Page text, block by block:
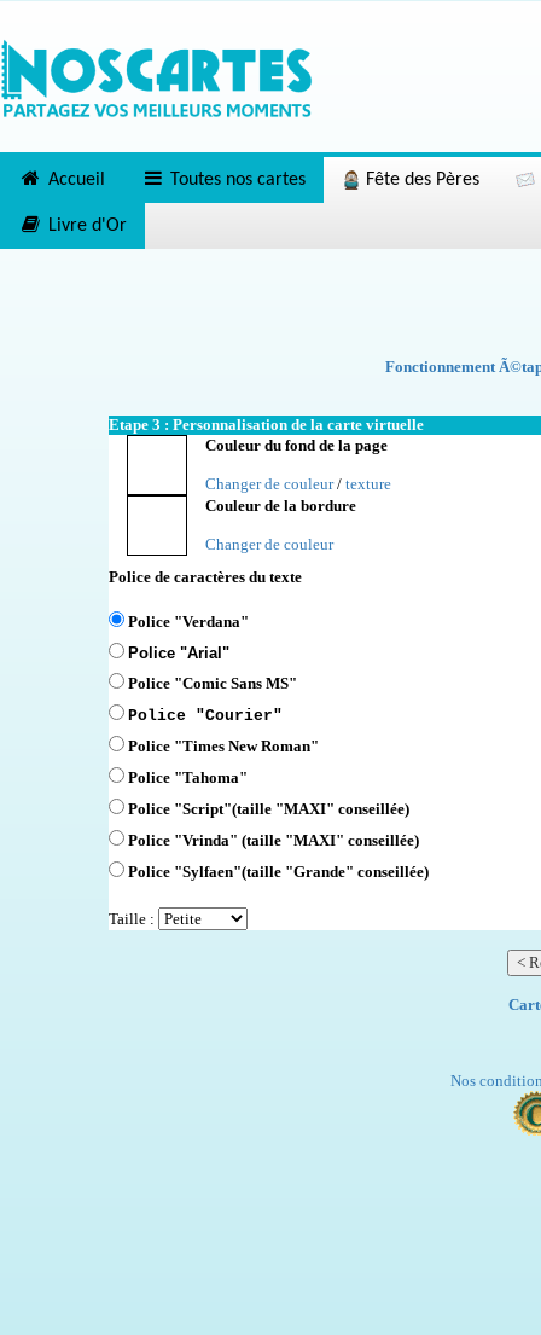
Accueil Toutes nos cartes Fête des Pères
Livre d'Or
Fonctionnement
Etape 3 : Personnalisation de la carte virtuelle
Couleur du fond de la page
Changer de couleur/ texture
Couleur de la bordure
Changer de couleur
Police de caractères du texte
Police "Verdana"
Police "Arial"
Police "Comic Sans MS"
Police "Courier"
Police "Times New Roman"
Police "Tahoma"
Police "Script"(taille "MAXI" conseillée)
Police "Vrinda" (taille "MAXI" conseillée)
Police "Sylfaen"(taille "Grande" conseillée)
Taille :
Nos